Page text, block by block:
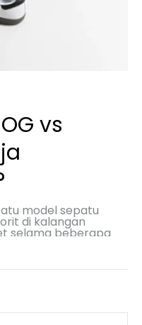
vs
model sepatu
di kalangan
selama beberapa
dan performa